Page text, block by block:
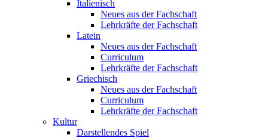
Italienisch
Neues aus der Fachschaft
Lehrkräfte der Fachschaft
Latein
Neues aus der Fachschaft
Curriculum
Lehrkräfte der Fachschaft
Griechisch
Neues aus der Fachschaft
Curriculum
Lehrkräfte der Fachschaft
Kultur
Darstellendes Spiel